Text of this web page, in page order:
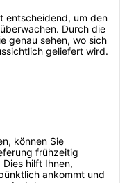
entscheidend, um den
Durch die
genau sehen, wo sich
geliefert wird.
können Sie
frühzeitig
hilft Ihnen,
ankommt und